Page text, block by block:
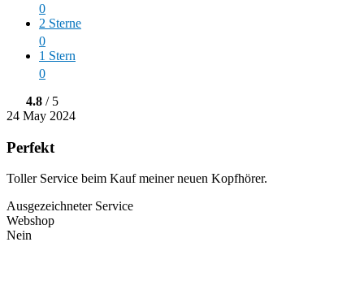
0
2 Sterne
0
1 Stern
0
4.8 / 5
24 May 2024
Perfekt
Toller Service beim Kauf meiner neuen Kopfhörer.
Ausgezeichneter Service
Webshop
Nein